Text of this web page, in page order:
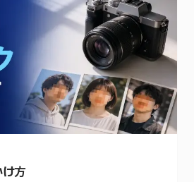
方